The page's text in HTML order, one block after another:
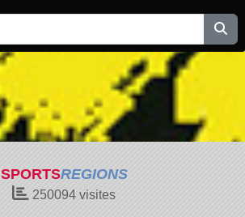
SPORTSREGIONS
250094 visites